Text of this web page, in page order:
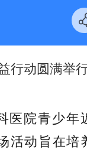
行动圆满举
医院青少年
活动旨在培